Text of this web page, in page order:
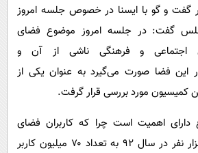
محیط زیست
سلامت
فرهنگی
گفت و گو با ایسنا در خصوص جلسه امروز
گفت: در جلسه امروز موضوع فضای
اجتماعی و فرهنگی ناشی از آن و
این فضا صورت می‌گیرد به عنوان یکی از
مورد بررسی قرار گرفت.
اهمیت است چرا که کاربران فضای
مجازی از تعداد ۳۰۰ هزار نفر در سال ۹۲ به تعداد ۷۰ میلیون کاربر